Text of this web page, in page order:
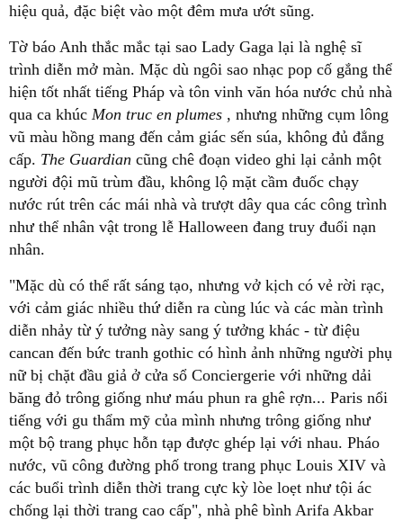
hiệu quả, đặc biệt vào một đêm mưa ướt sũng.
Tờ báo Anh thắc mắc tại sao Lady Gaga lại là nghệ sĩ
trình diễn mở màn. Mặc dù ngôi sao nhạc pop cố gắng thể
hiện tốt nhất tiếng Pháp và tôn vinh văn hóa nước chủ nhà
qua ca khúc Mon truc en plumes , nhưng những cụm lông
vũ màu hồng mang đến cảm giác sến súa, không đủ đẳng
cấp. The Guardian cũng chê đoạn video ghi lại cảnh một
người đội mũ trùm đầu, không lộ mặt cầm đuốc chạy
nước rút trên các mái nhà và trượt dây qua các công trình
như thể nhân vật trong lễ Halloween đang truy đuổi nạn
nhân.
"Mặc dù có thể rất sáng tạo, nhưng vở kịch có vẻ rời rạc,
với cảm giác nhiều thứ diễn ra cùng lúc và các màn trình
diễn nhảy từ ý tưởng này sang ý tưởng khác - từ điệu
cancan đến bức tranh gothic có hình ảnh những người phụ
nữ bị chặt đầu giả ở cửa sổ Conciergerie với những dải
băng đỏ trông giống như máu phun ra ghê rợn... Paris nổi
tiếng với gu thẩm mỹ của mình nhưng trông giống như
một bộ trang phục hỗn tạp được ghép lại với nhau. Pháo
nước, vũ công đường phố trong trang phục Louis XIV và
các buổi trình diễn thời trang cực kỳ lòe loẹt như tội ác
chống lại thời trang cao cấp", nhà phê bình Arifa Akbar